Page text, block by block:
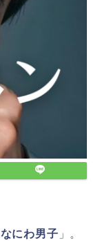
なにわ男子 」。